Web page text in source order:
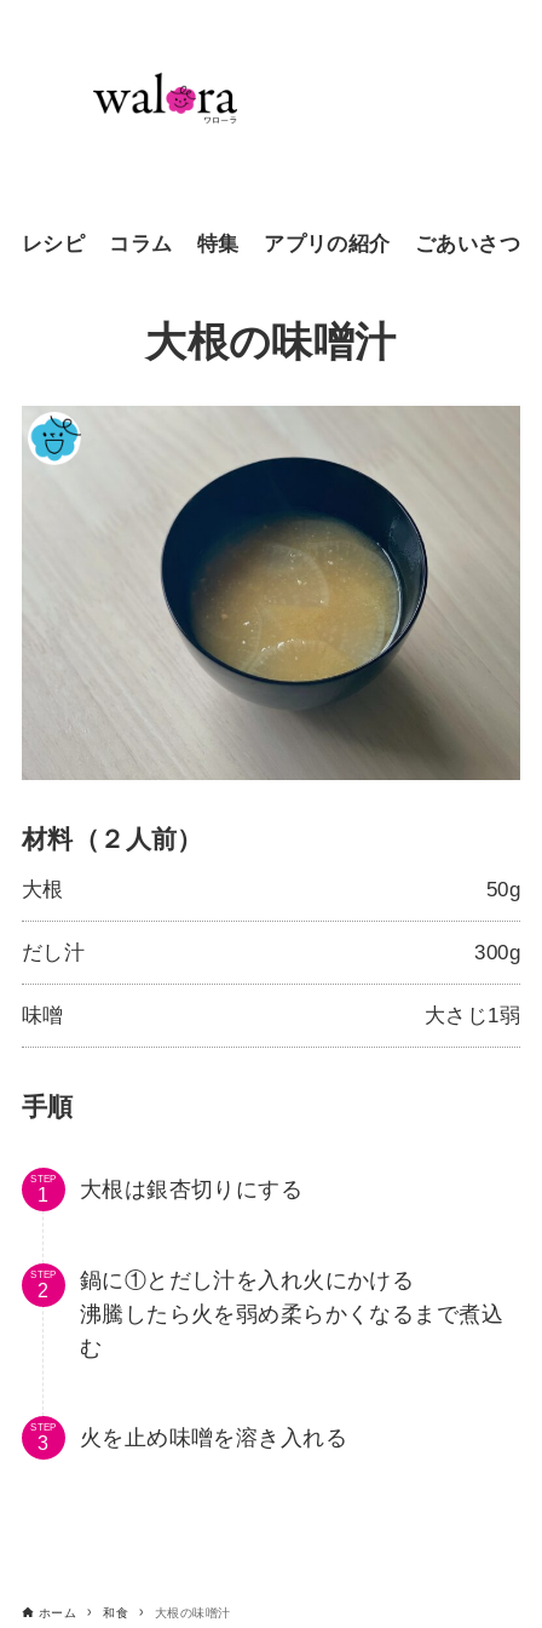
レシピ コラム 特集 アプリの紹介 ごあいさつ
大根の味噌汁
材料（２人前）
大根 50g
だし汁 300g
味噌 大さじ1弱
手順
STEP 大根は銀杏切りにする
STEP
鍋に①とだし汁を入れ火にかける
沸騰したら火を弱め柔らかくなるまで煮込
む
STEP 火を止め味噌を溶き入れる
ホーム 和食 大根の味噌汁